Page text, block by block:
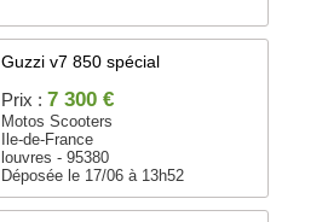
Guzzi v7 850 spécial
Prix : 7 300 €
Motos Scooters
Ile-de-France
louvres - 95380
Déposée le 17/06 à 13h52